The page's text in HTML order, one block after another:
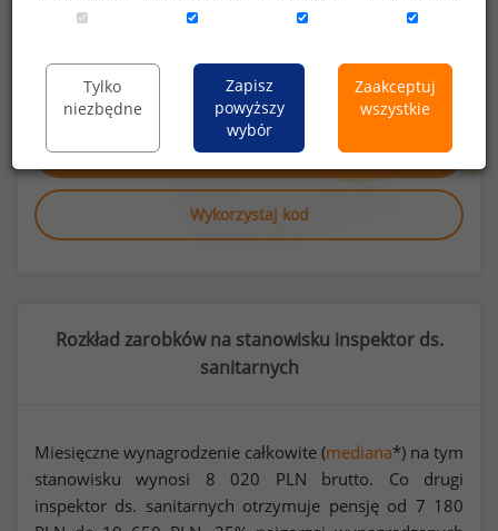
Poszukujesz szczegółowych danych o
wynagrodzeniachinspektorów ds.
sanitarnych
lub na innych stanowiskach?
Dowiedz się więcej
Wykorzystaj kod
Rozkład zarobków na stanowisku inspektor ds.
sanitarnych
Miesięczne wynagrodzenie całkowite (mediana*) na tym
stanowisku wynosi 8 020 PLN brutto. Co drugi
inspektor ds. sanitarnych otrzymuje pensję od 7 180
Tylko
niezbędne
Zapisz
powyższy
wybór
Zaakceptuj
wszystkie